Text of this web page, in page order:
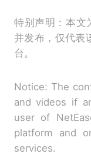
特别声明：本文
并发布，仅代表
台。
Notice: The
and videos if
user of
platform and
services.